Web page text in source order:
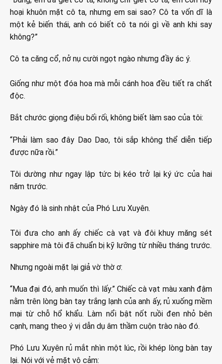
hoại khuôn mặt cô ta, nhưng em sai sao? Cô ta vốn dĩ là
một kẻ biến thái, anh có biết cô ta nói gì về anh khi say
không?”
Cô ta căng cổ, nở nụ cười ngọt ngào nhưng đầy ác ý.
Giống như một đóa hoa mà mỗi cánh hoa đều tiết ra chất
độc.
Bắt chước giọng điệu bối rối, không biết làm sao của tôi:
“Phải làm sao đây Dao Dao, tôi sắp không thể diễn tiếp
được nữa rồi.”
Tôi dường như ngay lập tức bị kéo trở lại ký ức của hai
năm trước.
Ngày đó là sinh nhật của Phó Lưu Xuyên.
Tôi đưa cho anh ấy chiếc cà vạt và đôi khuy măng sét
sapphire mà tôi đã chuẩn bị kỹ lưỡng từ nhiều tháng trước.
Nhưng ngoài mặt lại giả vờ thờ ơ:
“Mua đại đó, anh muốn thì lấy.” Chiếc cà vạt màu xanh đậm
nằm trên lòng bàn tay trắng lạnh của anh ấy, rủ xuống mềm
mại từ chỗ hổ khẩu. Làm nổi bật nốt ruồi đen nhỏ bên
cạnh, mang theo ý vị dẫn dụ âm thầm cuộn trào nào đó.
Phó Lưu Xuyên rủ mắt nhìn một lúc, rồi khép lòng bàn tay
lại. Nói với vẻ mặt vô cảm: